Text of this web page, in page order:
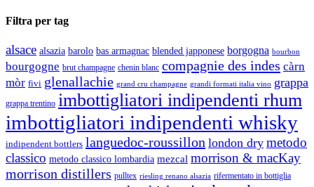
Filtra per tag
alsace alsazia barolo bas armagnac blended japponese borgogna bourbon
bourgogne brut champagne chenin blanc compagnie des indes càrn
mòr fivi glenallachie grand cru champagne grandi formati italia vino grappa
grappa trentino imbottigliatori indipendenti rhum
imbottigliatori indipendenti whisky
indipendent bottlers languedoc-roussillon london dry metodo
classico metodo classico lombardia mezcal morrison & macKay
morrison distillers pulltex riesling renano alsazia rifermentato in bottiglia